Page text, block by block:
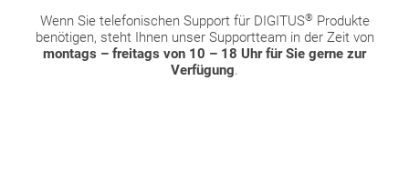
Wenn Sie telefonischen Support für DIGITUS® Produkte
benötigen, steht Ihnen unser Supportteam in der Zeit von
montags – freitags von 10 – 18 Uhr für Sie gerne zur
Verfügung.